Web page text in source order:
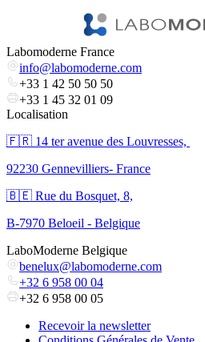
Labomoderne France
info@labomoderne.com
+33 1 42 50 50 50
+33 1 45 32 01 09
Localisation
🇫🇷 ​14 ter avenue des Louvresses,
92230 Gennevilliers- France
🇧🇪 Rue du Bosquet, 8,
B-7970 Beloeil - Belgique
LaboModerne Belgique
benelux@labomoderne.com
+32 6 958 00 04
+32 6 958 00 05
Recevoir la newsletter